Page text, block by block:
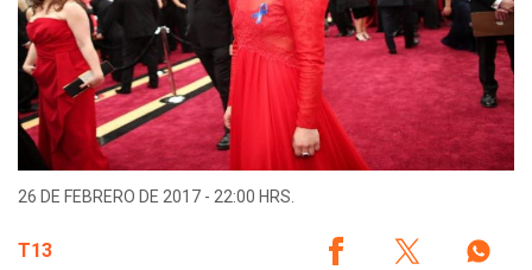
26 DE FEBRERO DE 2017 - 22:00 HRS.
T13